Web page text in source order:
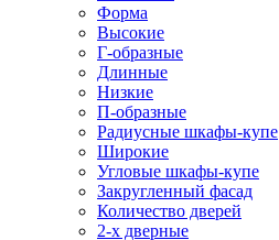
Форма
Высокие
Г-образные
Длинные
Низкие
П-образные
Радиусные шкафы-купе
Широкие
Угловые шкафы-купе
Закругленный фасад
Количество дверей
2-х дверные